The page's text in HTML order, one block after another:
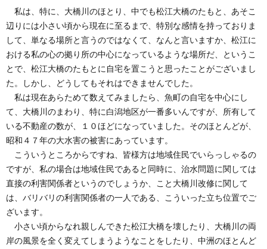
私は、特に、大橋川のほとり、中でも松江大橋のたもと、あそこ
辺りには小さい頃から現在に至るまで、特別な感情を持っておりま
して、単なる場所と言うのではなくて、なんと言いますか、松江に
おける私の心の拠り所の中心になっているような場所だ、というこ
とで、松江大橋のたもとに自宅を置こうと思ったことがございまし
た。しかし、どうしてもそれはできませんでした。
私は現在あらためて数えてみましたら、魚町の自宅を中心にし
て、大橋川のまわり、特に白潟地区が一番多いんですが、所有して
いる不動産の数が、１０ほどになっていました。そのほとんどが、
昭和４７年の大水害の被害にあっています。
こういうところからですね、皆様方は地域住民でいらっしゃるの
ですが、私の場合は地域住民であると同時に、治水問題に関しては
直接の利害関係者というのでしょうか、こと大橋川改修に関して
は、バリバリの利害関係者の一人である、こういった立ち位置でご
ざいます。
小さい頃からなれ親しんできた松江大橋を壊したり、大橋川の両
岸の風景を全く変えてしまうようなことをしたり、中洲のほとんど